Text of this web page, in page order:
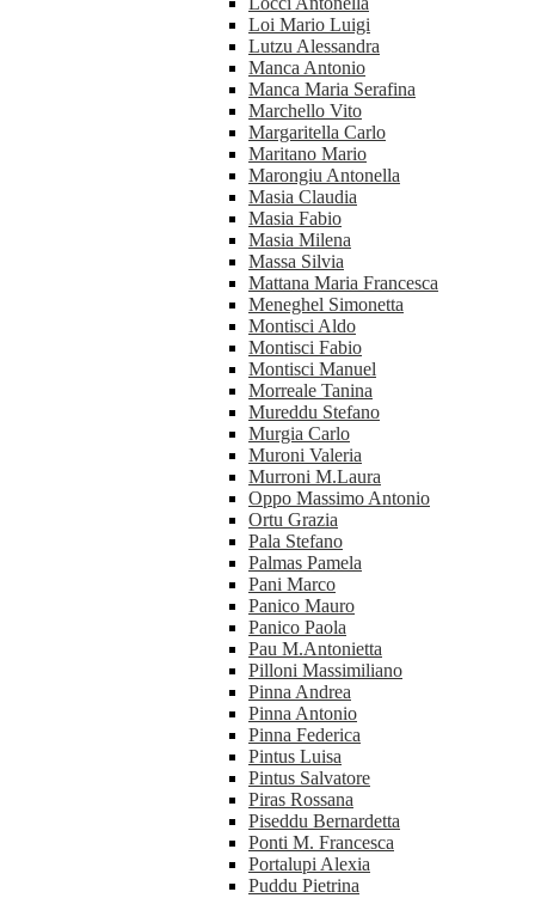
Loi Mario Luigi
Lutzu Alessandra
Manca Antonio
Manca Maria Serafina
Marchello Vito
Margaritella Carlo
Maritano Mario
Marongiu Antonella
Masia Claudia
Masia Fabio
Masia Milena
Massa Silvia
Mattana Maria Francesca
Meneghel Simonetta
Montisci Aldo
Montisci Fabio
Montisci Manuel
Morreale Tanina
Mureddu Stefano
Murgia Carlo
Muroni Valeria
Murroni M.Laura
Oppo Massimo Antonio
Ortu Grazia
Pala Stefano
Palmas Pamela
Pani Marco
Panico Mauro
Panico Paola
Pau M.Antonietta
Pilloni Massimiliano
Pinna Andrea
Pinna Antonio
Pinna Federica
Pintus Luisa
Pintus Salvatore
Piras Rossana
Piseddu Bernardetta
Ponti M. Francesca
Portalupi Alexia
Puddu Pietrina